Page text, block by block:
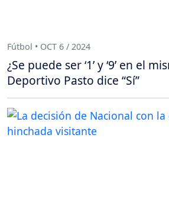
Fútbol • OCT 6 / 2024
¿Se puede ser ‘1’ y ‘9’ en el
Deportivo Pasto dice “Sí”